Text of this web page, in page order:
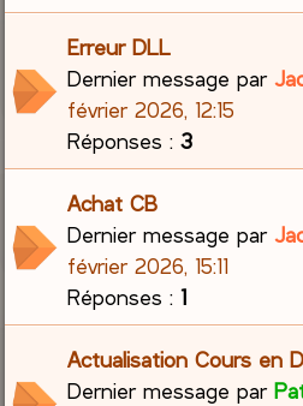
Erreur DLL
Dernier message par
février 2026, 12:15
Réponses :3
Achat CB
Dernier message par
février 2026, 15:11
Réponses :1
Actualisation Cours en
Dernier message par